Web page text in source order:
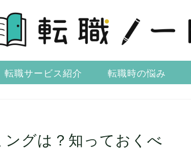
転職サービス紹介 転職時の悩み
グは？知っておくべ